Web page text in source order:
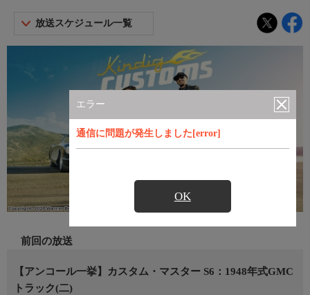
エラー
通信に問題が発生しました[error]
OK
放送スケジュール一覧
前回の放送
【アンコール一挙】カスタム・マスター S6：1948年式GMC
トラック(二)